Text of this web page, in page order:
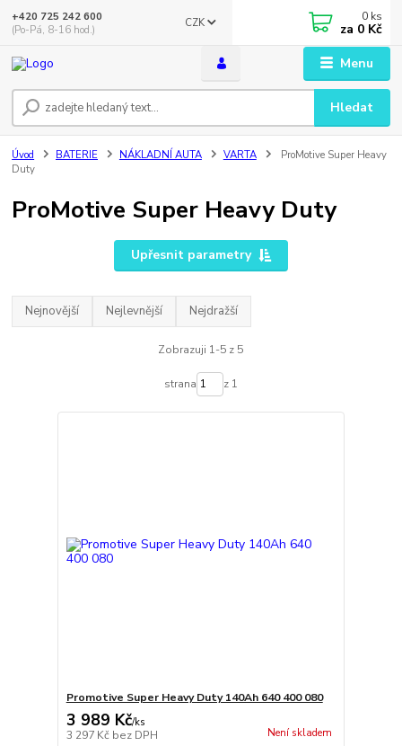
Menu
CZK
Hledat
+420 725 242 600
(Po-Pá, 8-16 hod.)
0 ks
za 0 Kč
Úvod BATERIE NÁKLADNÍ AUTA VARTA
ProMotive Super Heavy
Duty
ProMotive Super Heavy Duty
Upřesnit parametry
Nejnovější Nejlevnější Nejdražší
Zobrazuji 1-5 z 5
strana z 1
Promotive Super Heavy Duty 140Ah 640 400 080
3 989 Kč/ks
3 297 Kč bez DPH Není skladem